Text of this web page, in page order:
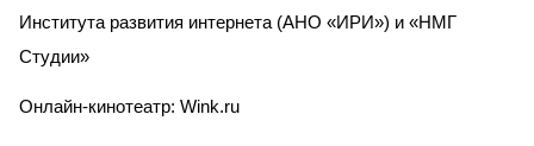
Института развития интернета (АНО «ИРИ») и «НМГ
Студии»
Онлайн-кинотеатр: Wink.ru